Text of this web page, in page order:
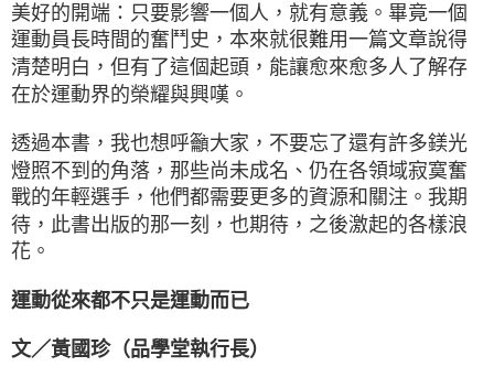
美好的開端：只要影響一個人，就有意義。畢竟一個
運動員長時間的奮鬥史，本來就很難用一篇文章說得
清楚明白，但有了這個起頭，能讓愈來愈多人了解存
在於運動界的榮耀與興嘆。
透過本書，我也想呼籲大家，不要忘了還有許多鎂光
燈照不到的角落，那些尚未成名、仍在各領域寂寞奮
戰的年輕選手，他們都需要更多的資源和關注。我期
待，此書出版的那一刻，也期待，之後激起的各樣浪
花。
運動從來都不只是運動而已
文／黃國珍（品學堂執行長）